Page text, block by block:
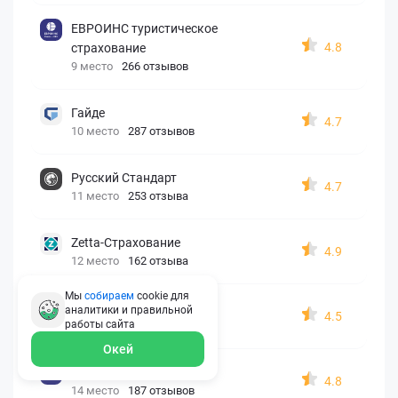
ЕВРОИНС туристическое
страхование
9 место 266 отзывов
4.8
Гайде
10 место 287 отзывов
4.7
Русский Стандарт
11 место 253 отзыва
4.7
Zetta-Страхование
12 место 162 отзыва
4.9
СберСтрахование
13 место 326 отзывов
4.5
14 место 187 отзывов
4.8
Мы собираем cookie для
аналитики и правильной
работы сайта
Окей